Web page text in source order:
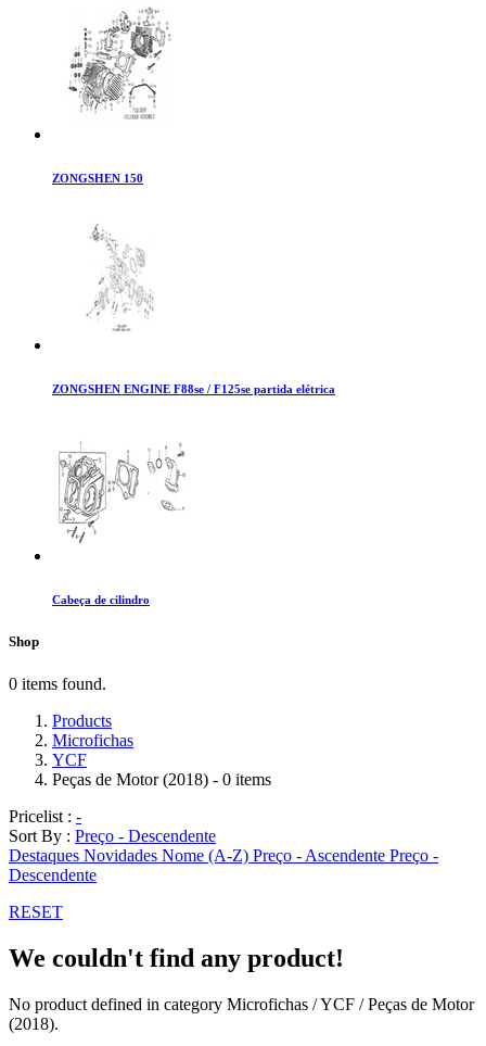
ZONGSHEN 150
ZONGSHEN ENGINE F88se / F125se partida elétrica
Cabeça de cilindro
Shop
0 items found.
Products
Microfichas
YCF
Peças de Motor (2018) - 0 items
Pricelist : -
Sort By : Preço - Descendente
Destaques Novidades Nome (A-Z) Preço - Ascendente Preço -
Descendente
RESET
We couldn't find any product!
No product defined in category Microfichas / YCF / Peças de Motor
(2018).